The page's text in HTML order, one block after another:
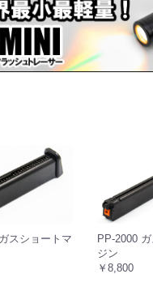
スショートマ
PP-2000
ジン
￥8,800